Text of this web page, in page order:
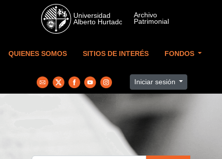
Skip to main content
QUIENES SOMOS SITIOS DE INTERÉS FONDOS
Iniciar sesión